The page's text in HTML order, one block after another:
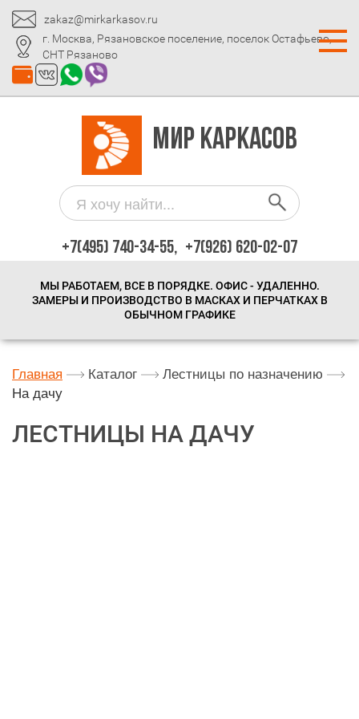
zakaz@mirkarkasov.ru
г. Москва, Рязановское поселение, поселок Остафьево,
СНТ Рязаново
МИР КАРКАСОВ
+7(495) 740-34-55, +7(926) 620-02-07
МЫ РАБОТАЕМ, ВСЕ В ПОРЯДКЕ. ОФИС - УДАЛЕННО.
ЗАМЕРЫ И ПРОИЗВОДСТВО В МАСКАХ И ПЕРЧАТКАХ В
ОБЫЧНОМ ГРАФИКЕ
Главная Каталог
Лестницы по назначению
На дачу
ЛЕСТНИЦЫ НА ДАЧУ